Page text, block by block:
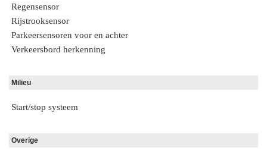
Regensensor
Rijstrooksensor
Parkeersensoren voor en achter
Verkeersbord herkenning
Milieu
Start/stop systeem
Overige